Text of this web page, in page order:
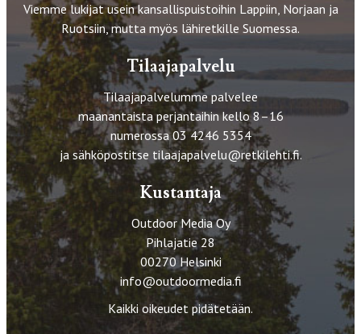
Viemme lukijat usein kansallispuistoihin Lappiin, Norjaan ja
Ruotsiin, mutta myös lähiretkille Suomessa.
Tilaajapalvelu
Tilaajapalvelumme palvelee
maanantaista perjantaihin kello 8–16
numerossa 03 4246 5354
ja sähköpostitse tilaajapalvelu@retkilehti.fi.
Kustantaja
Outdoor Media Oy
Pihlajatie 28
00270 Helsinki
info@outdoormedia.fi
Kaikki oikeudet pidätetään.